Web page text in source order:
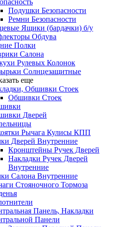
Подушки Безопасности
Ремни Безопасности
Ящики (бардачки) б/у
Обдува
Полки
Салона
Рулевых Колонок
Солнцезащитные
еще
Обшивки Стоек
Обшивки Стоек
Дверей
Рычага Кулисы КПП
Дверей Внутренние
Кронштейны Ручек Дверей
Накладки Ручек Дверей
Внутренние
Салона Внутренние
Стояночного Тормоза
Панель, Накладки
Панели